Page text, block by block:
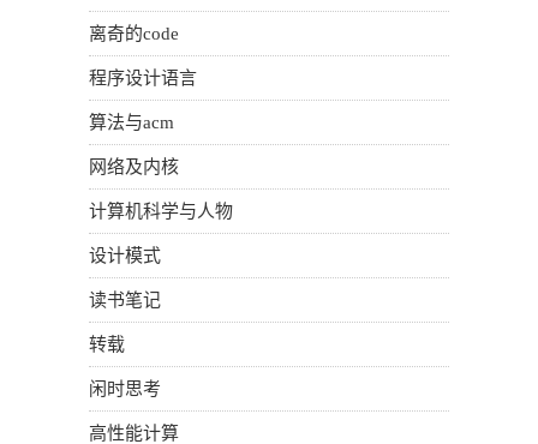
离奇的code
程序设计语言
算法与acm
网络及内核
计算机科学与人物
设计模式
读书笔记
转载
闲时思考
高性能计算